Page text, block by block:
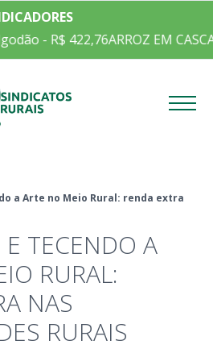
- R$ 422,76ARROZ EM
a Arte no Meio Rural: renda extra
TECENDO A
RURAL:
NAS
RURAIS